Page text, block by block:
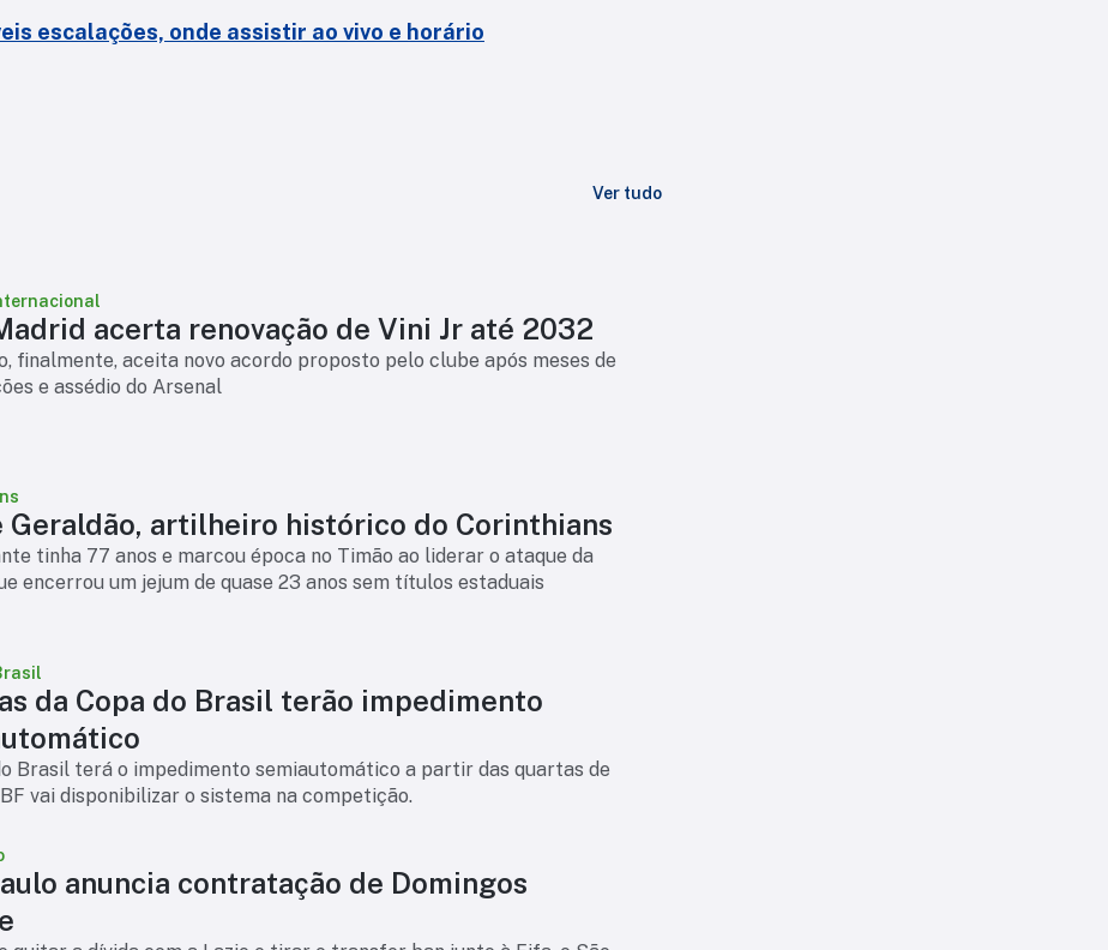
escalações, onde assistir ao vivo e horário
Ver tudo
acerta renovação de Vini Jr até 2032
finalmente, aceita novo acordo proposto pelo clube após meses de
e assédio do Arsenal
Geraldão, artilheiro histórico do Corinthians
tinha 77 anos e marcou época no Timão ao liderar o ataque da
encerrou um jejum de quase 23 anos sem títulos estaduais
da Copa do Brasil terão impedimento
Brasil terá o impedimento semiautomático a partir das quartas de
vai disponibilizar o sistema na competição.
anuncia contratação de Domingos